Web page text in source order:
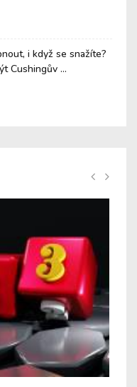
i když se snažíte?
Cushingův ...